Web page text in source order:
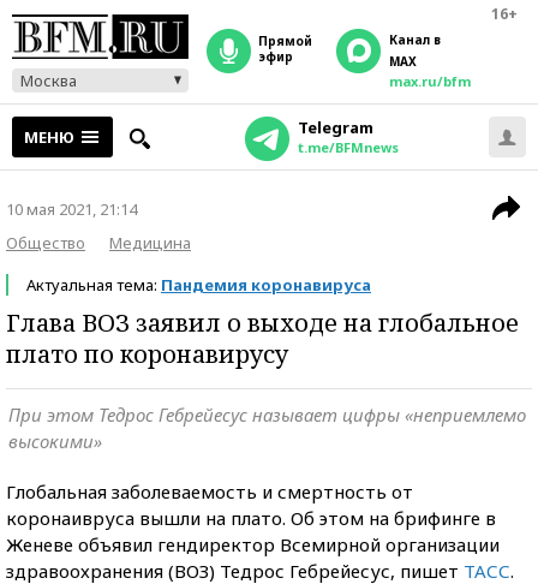
16+
Москва
прямой
эфир
Канал в
MAX
max.ru/bfm
МЕНЮ Telegram
t.me/BFMnews
10 мая 2021, 21:14
Общество
Медицина
Актуальная тема: Пандемия коронавируса
Глава ВОЗ заявил о выходе на глобальное
плато по коронавирусу
При этом Тедрос Гебрейесус называет цифры «неприемлемо
высокими»
Глобальная заболеваемость и смертность от
коронаивруса вышли на плато. Об этом на брифинге в
Женеве объявил гендиректор Всемирной организации
здравоохранения (ВОЗ) Тедрос Гебрейесус, пишет ТАСС.